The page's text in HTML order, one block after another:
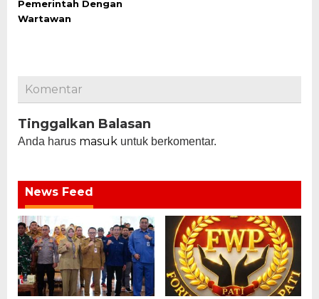
Pemerintah Dengan
Wartawan
Komentar
Tinggalkan Balasan
Anda harus masuk untuk berkomentar.
News Feed